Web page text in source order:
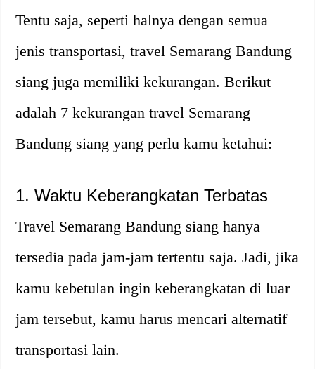
Tentu saja, seperti halnya dengan semua
jenis transportasi, travel Semarang Bandung
siang juga memiliki kekurangan. Berikut
adalah 7 kekurangan travel Semarang
Bandung siang yang perlu kamu ketahui:
1. Waktu Keberangkatan Terbatas
Travel Semarang Bandung siang hanya
tersedia pada jam-jam tertentu saja. Jadi, jika
kamu kebetulan ingin keberangkatan di luar
jam tersebut, kamu harus mencari alternatif
transportasi lain.